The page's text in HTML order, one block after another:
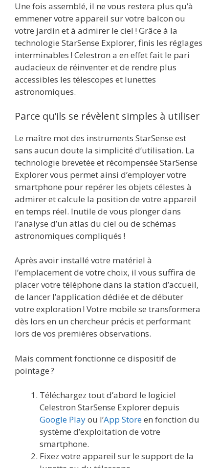
Une fois assemblé, il ne vous restera plus qu’à
emmener votre appareil sur votre balcon ou
votre jardin et à admirer le ciel ! Grâce à la
technologie StarSense Explorer, finis les réglages
interminables ! Celestron a en effet fait le pari
audacieux de réinventer et de rendre plus
accessibles les télescopes et lunettes
astronomiques.
Parce qu’ils se révèlent simples à utiliser
Le maître mot des instruments StarSense est
sans aucun doute la simplicité d’utilisation. La
technologie brevetée et récompensée StarSense
Explorer vous permet ainsi d’employer votre
smartphone pour repérer les objets célestes à
admirer et calcule la position de votre appareil
en temps réel. Inutile de vous plonger dans
l’analyse d’un atlas du ciel ou de schémas
astronomiques compliqués !
Après avoir installé votre matériel à
l’emplacement de votre choix, il vous suffira de
placer votre téléphone dans la station d’accueil,
de lancer l’application dédiée et de débuter
votre exploration ! Votre mobile se transformera
dès lors en un chercheur précis et performant
lors de vos premières observations.
Mais comment fonctionne ce dispositif de
pointage ?
Téléchargez tout d’abord le logiciel
Celestron StarSense Explorer depuis
Google Playou l’App Storeen fonction du
système d’exploitation de votre
smartphone.
Fixez votre appareil sur le support de la